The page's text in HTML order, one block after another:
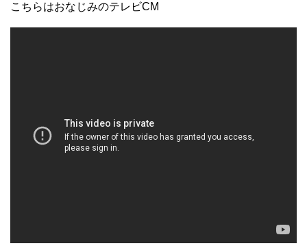
こちらはおなじみのテレビCM